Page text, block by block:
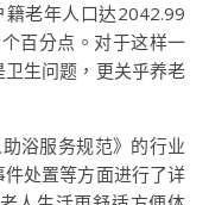
老年人口达2042.99
百分点。对于这样一
生问题，更关乎养老
浴服务规范》的行业
处置等方面进行了详